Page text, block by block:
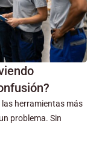
las herramientas más
problema. Sin